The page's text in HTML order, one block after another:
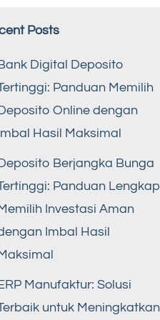
Posts
Digital Deposito
Panduan Memilih
Online dengan
Hasil Maksimal
Berjangka Bunga
Panduan Lengkap
Investasi Aman
Imbal Hasil
Manufaktur: Solusi
untuk Meningkatkan